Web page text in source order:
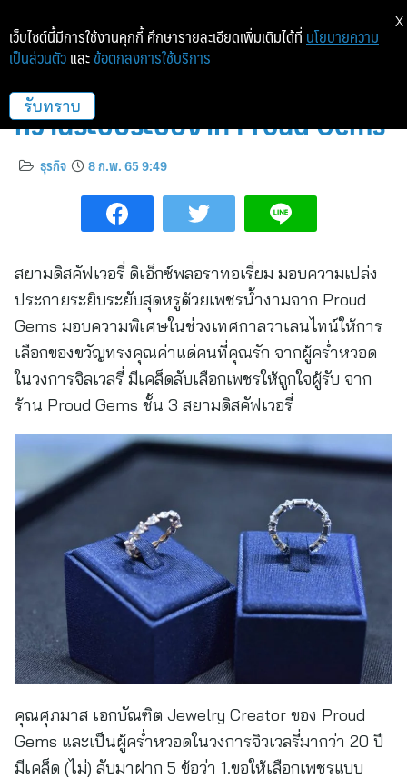
เผยเคล็ด (ไม่) ลับ วาเลนไทน์นี้
หวานระยิบระยับจาก Proud Gems
ธุรกิจ 8 ก.พ. 65 9:49
สยามดิสคัฟเวอรี่ ดิเอ็กซ์พลอราทอเรี่ยม มอบความเปล่ง
ประกายระยิบระยับสุดหรูด้วยเพชรน้ำงามจาก Proud
Gems มอบความพิเศษในช่วงเทศกาลวาเลนไทน์ให้การ
เลือกของขวัญทรงคุณค่าแด่คนที่คุณรัก จากผู้คร่ำหวอด
ในวงการจิลเวลรี่ มีเคล็ดลับเลือกเพชรให้ถูกใจผู้รับ จาก
ร้าน Proud Gems ชั้น 3 สยามดิสคัฟเวอรี่
คุณศุภมาส เอกบัณฑิต Jewelry Creator ของ Proud
Gems และเป็นผู้คร่ำหวอดในวงการจิวเวลรี่มากว่า 20 ปี
มีเคล็ด (ไม่) ลับมาฝาก 5 ข้อว่า 1.ขอให้เลือกเพชรแบบ
เว็บไซต์นี้มีการใช้งานคุกกี้ ศึกษารายละเอียดเพิ่มเติมได้ที่ นโยบายความ
เป็นส่วนตัว และ ข้อตกลงการใช้บริการ
รับทราบ
X